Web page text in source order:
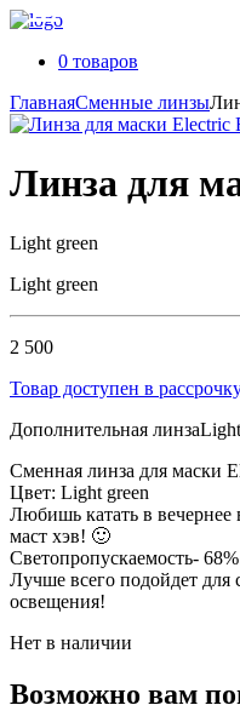
0 товаров
ГлавнаяСменные линзы
Линза для
Light green
Light green
2 500
Товар доступен в
Дополнительная линза
Сменная линза для маски
Цвет: Light green
Любишь катать в вечернее
маст хэв! 🙂
Светопропускаемость-
Лучше всего подойдет для
освещения!
Нет в наличии
Возможно вам